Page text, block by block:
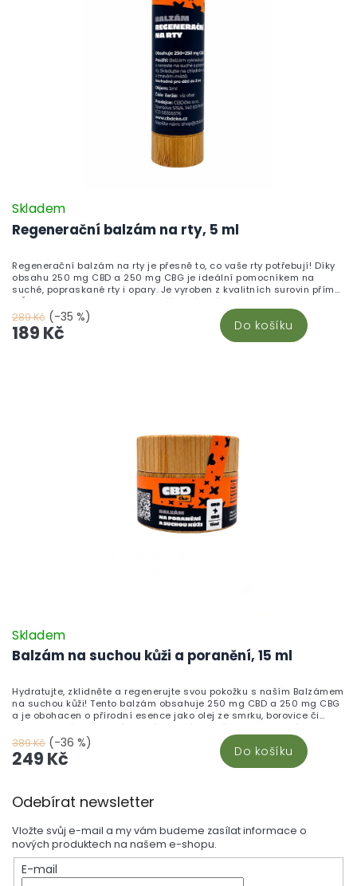
Regenerační balzám na rty, 5 ml
Skladem
289 Kč (-35 %)
189 Kč Do košíku
Regenerační balzám na rty je přesně to, co vaše rty potřebují! Díky
obsahu 250 mg CBD a 250 mg CBG je ideální pomocníkem na
suché, popraskané rty i opary. Je vyroben z kvalitních surovin přímo
v České republice a obsahuje přírodní složky jako propolis a
slunečnicový olej, které zajišťují hloubkovou hydrataci, regeneraci a
ochranu jemné pokožky rtů. Balzám je malý a praktický – ideální do
kapsy nebo kabelky. Stačí jej jednoduše nanést a vaše rty budou
Balzám na suchou kůži a poranění, 15 ml
Skladem
389 Kč (-36 %)
249 Kč Do košíku
Hydratujte, zklidněte a regenerujte svou pokožku s naším Balzámem
na suchou kůži! Tento balzám obsahuje 250 mg CBD a 250 mg CBG
a je obohacen o přírodní esence jako olej ze smrku, borovice či
mumio, které podporují hojení drobných oděrek a hydratují suchou
a podrážděnou pokožku. Všechny suroviny, včetně nejkvalitnějších
ingrediencí, pochází z tuzemské výroby. Balzám stačí jemně
vmasírovat do postiženého místa a užít si jeho blahodárné účinky.
Odebírat newsletter
Vložte svůj e-mail a my vám budeme zasílat informace o
nových produktech na našem e-shopu.
E-mail